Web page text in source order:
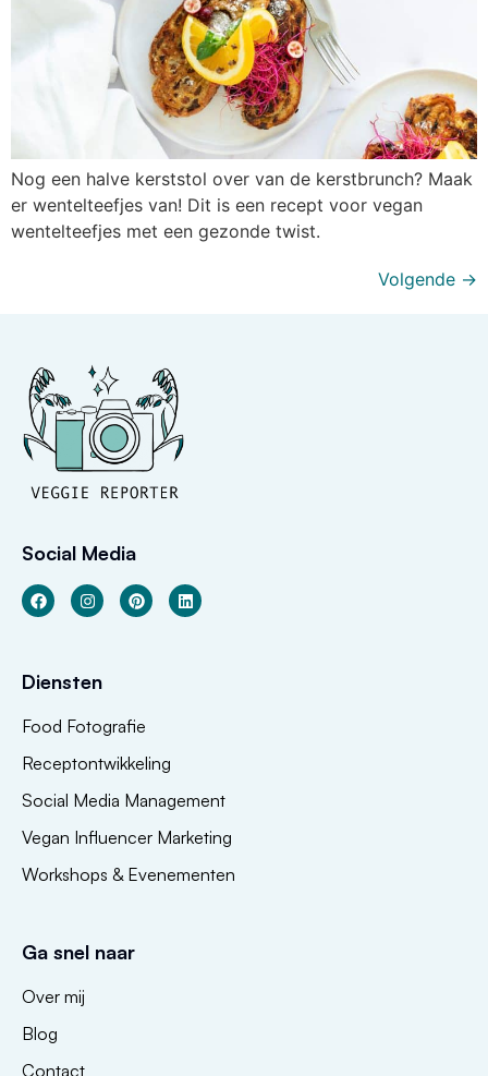
Nog een halve kerststol over van de kerstbrunch? Maak
er wentelteefjes van! Dit is een recept voor vegan
wentelteefjes met een gezonde twist.
Volgende →
Social Media
Diensten
Food Fotografie
Receptontwikkeling
Social Media Management
Vegan Influencer Marketing
Workshops & Evenementen
Ga snel naar
Over mij
Blog
Contact